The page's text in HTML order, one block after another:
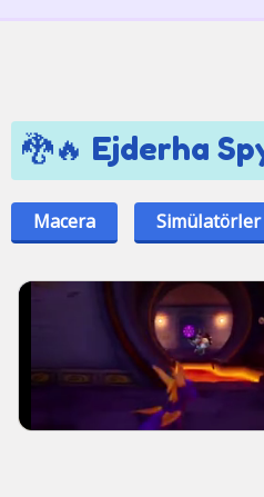
🐉🔥 Ejderha
Macera Simülatörler